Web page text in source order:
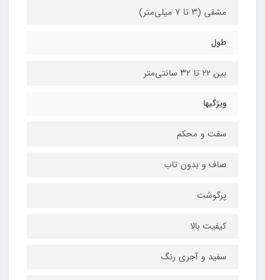
مشقی (۳ تا ۷ میلی‌متر)
طول
بین ۲۲ تا ۳۲ سانتی‌متر
ویژگیها
سفت و محکم
صاف و بدون تاب
پرگوشت
کیفیت بالا
سفید و آجری رنگ